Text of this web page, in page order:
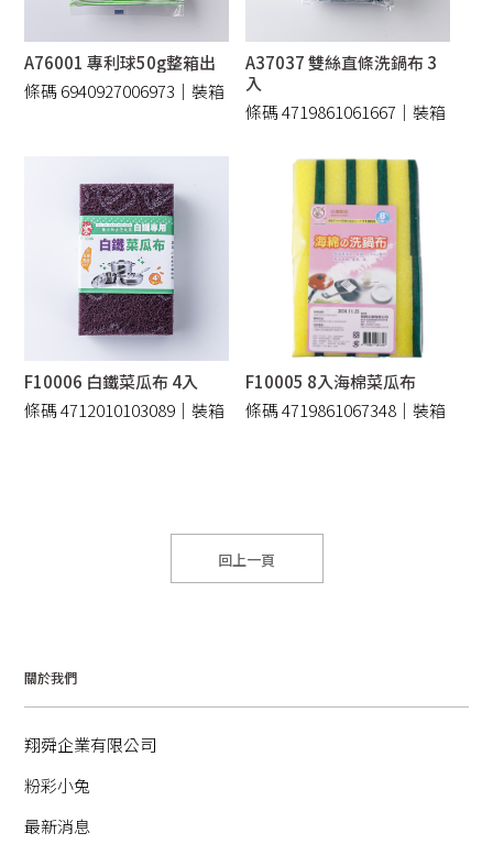
A76001 專利球50g整箱出
條碼 6940927006973｜裝箱
A37037 雙絲直條洗鍋布 3
入
條碼 4719861061667｜裝箱
F10006 白鐵菜瓜布 4入
條碼 4712010103089｜裝箱
F10005 8入海棉菜瓜布
條碼 4719861067348｜裝箱
回上一頁
關於我們
翔舜企業有限公司
粉彩小兔
最新消息